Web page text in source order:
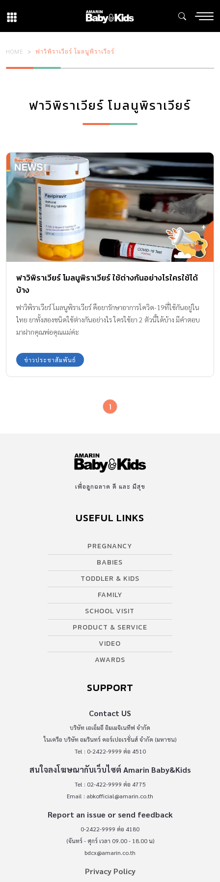
HOME ฟาวิพิราเวียร์ โมลนูพิราเวียร์
ฟาวิพิราเวียร์ โมลนูพิราเวียร์
ฟาวิพิราเวียร์ โมลนูพิราเวียร์ ใช้ต่างกันอย่างไรใครใช้ได้
บ้าง
ฟาวิพิราเวียร์ โมลนูพิราเวียร์ คือยารักษาอาการโควิด-19ที่ใช้กันอยู่ใน
ไทย ยาทั้งสองชนิดใช้ต่างกันอย่างไร ใครใช้ยา 2 ตัวนี้ได้บ้าง มีคำตอบ
มาฝากคุณพ่อคุณแม่ค่ะ
ข่าวประชาสัมพันธ์
1
เพื่อลูกฉลาด ดี และ มีสุข
USEFUL LINKS
PREGNANCY
BABIES
TODDLER & KIDS
FAMILY
SCHOOL VISIT
PRODUCT & SERVICE
VIDEO
AWARDS
SUPPORT
Contact US
บริษัท เอเอ็มอี อิมเมจิเนทีฟ จำกัด
ในเครือ บริษัท อมรินทร์ คอร์เปอเรชั่นส์ จำกัด (มหาชน)
Tel : 0-2422-9999 ต่อ 4510
สนใจลงโฆษณากับเว็บไซต์ Amarin Baby&Kids
Tel : 02-422-9999 ต่อ 4775
Email : abkofficial@amarin.co.th
Report an issue or send feedback
0-2422-9999 ต่อ 4180
(จันทร์ - ศุกร์ เวลา 09.00 - 18.00 น)
bdcx@amarin.co.th
Privacy Policy